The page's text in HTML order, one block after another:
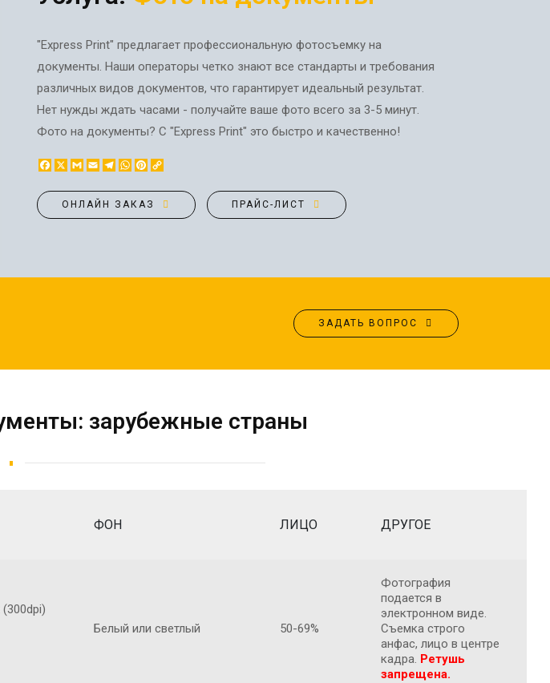
ЭТИКЕТКА НА БУТЫЛКУ
ТАПОЧКИ
КАРТИНЫ ПО НОМЕРАМ
МЕТАЛЛ
ФОТО МАГНИТЫ
ФУТБОЛКИ / СВИТШОТЫ /
ПОЛО / ХУДИ
ХОЛСТ, ПОЛОТНО
ЧАШКИ
ЧЕХЛЫ ДЛЯ ТЕЛЕФОНА
КОНСТРУКЦИИ
СИТИ-ЛАЙТЫ
ТРАНСПОРТНАЯ РЕКЛАМА
ДИЗАЙН УСЛУГИ
"Express Print" предлагает профессиональную фотосъемку на
документы. Наши операторы четко знают все стандарты и требования
различных видов документов, что гарантирует идеальный результат.
Нет нужды ждать часами - получайте ваше фото всего за 3-5 минут.
Фото на документы? С "Express Print" это быстро и качественно!
Facebook
X GmailEmailTelegram
WhatsApp
Pinterest
ОНЛАЙН ЗАКАЗ ПРАЙС-ЛИСТ
ЗАДАТЬ ВОПРОС
зарубежные страны
ФОН ЛИЦО ДРУГОЕ
Белый или светлый 50-69%
Фотография
подается в
электронном виде.
Съемка строго
анфас, лицо в центре
кадра. Ретушь
запрещена.